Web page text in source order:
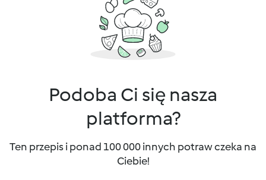
Podoba Ci się nasza
platforma?
Ten przepis i ponad 100 000 innych potraw czeka na
Ciebie!